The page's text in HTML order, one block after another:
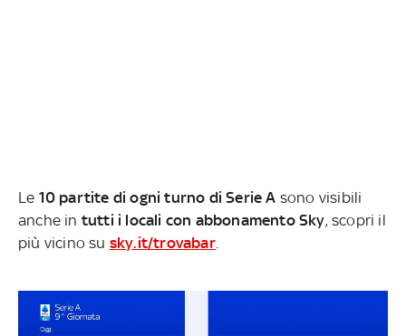
Le 10 partite di ogni turno di Serie A sono visibili
anche in tutti i locali con abbonamento Sky, scopri il
più vicino su sky.it/trovabar.